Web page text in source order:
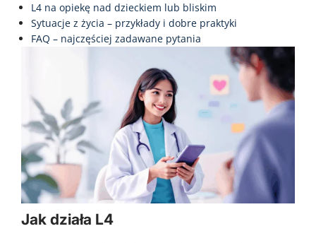
L4 na opiekę nad dzieckiem lub bliskim
Sytuacje z życia – przykłady i dobre praktyki
FAQ – najczęściej zadawane pytania
Jak działa L4